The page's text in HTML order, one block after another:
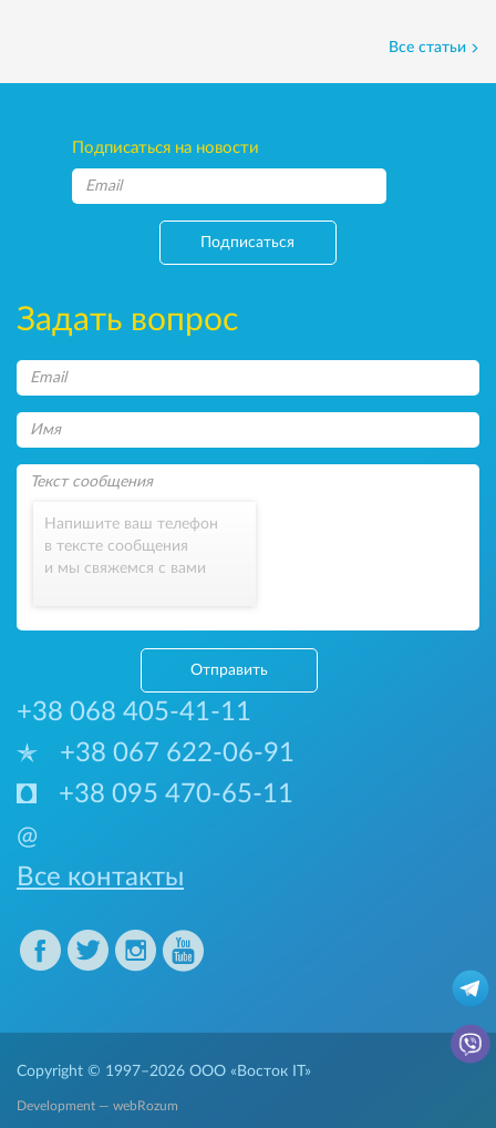
Все статьи
Подписаться на новости
Подписаться
Задать вопрос
Напишите ваш телефон
в тексте сообщения
и мы свяжемся с вами
Отправить
+38 068 405-41-11
+38 067 622-06-91
+38 095 470-65-11
@
Все контакты
Copyright © 1997–2026 ООО «Восток IT»
Development — webRozum